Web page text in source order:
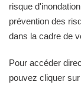
risque
prévention des
dans la cadre de
Pour accéder
pouvez cliquer